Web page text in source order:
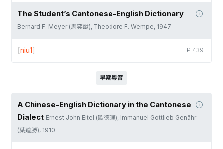
The Student’s Cantonese-English Dictionary
Bernard F. Meyer (馬奕猷), Theodore F. Wempe, 1947
P.439
[niu1]
早期粵音
A Chinese-English Dictionary in the Cantonese
Dialect Ernest John Eitel (歐德理), Immanuel Gottlieb Genähr
(葉道勝), 1910